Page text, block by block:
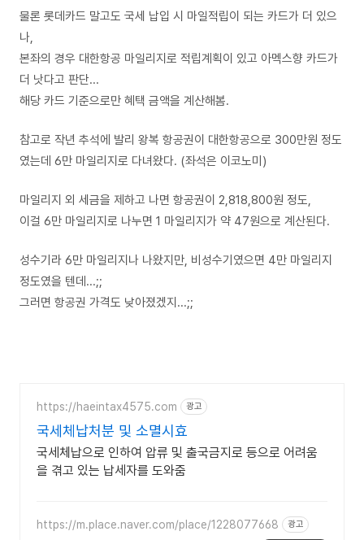
물론 롯데카드 말고도 국세 납입 시 마일적립이 되는 카드가 더 있으
나,
본좌의 경우 대한항공 마일리지로 적립계획이 있고 아멕스향 카드가
더 낫다고 판단...
해당 카드 기준으로만 혜택 금액을 계산해봄.
참고로 작년 추석에 발리 왕복 항공권이 대한항공으로 300만원 정도
였는데 6만 마일리지로 다녀왔다. (좌석은 이코노미)
마일리지 외 세금을 제하고 나면 항공권이 2,818,800원 정도,
이걸 6만 마일리지로 나누면 1 마일리지가 약 47원으로 계산된다.
성수기라 6만 마일리지나 나왔지만, 비성수기였으면 4만 마일리지
정도였을 텐데...;;
그러면 항공권 가격도 낮아졌겠지...;;
https://haeintax4575.com 광고
국세체납처분 및 소멸시효
국세체납으로 인하여 압류 및 출국금지로 등으로 어려움
을 겪고 있는 납세자를 도와줌
https://m.place.naver.com/place/1228077668 광고